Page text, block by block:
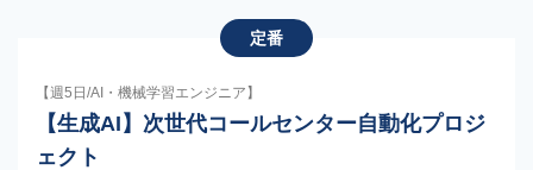
定番
【週5日/AI・機械学習エンジニア】
【生成AI】次世代コールセンター自動化プロジ
ェクト